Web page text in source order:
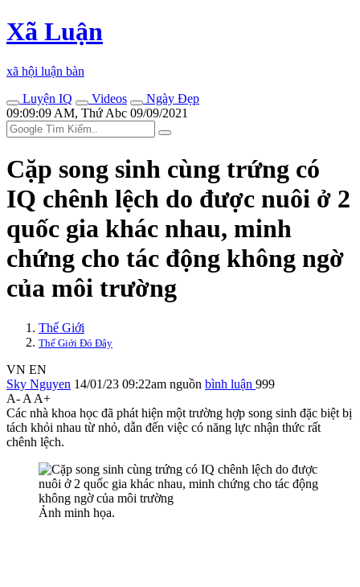
Xã Luận
xã hội luận bàn
Luyện IQ
Videos
Ngày Đẹp
09:09:09 AM, Thứ Abc 09/09/2021
Cặp song sinh cùng trứng có
IQ chênh lệch do được nuôi ở 2
quốc gia khác nhau, minh
chứng cho tác động không ngờ
của môi trường
Thế Giới
Thế Giới Đó Đây
VN EN
Sky Nguyen 14/01/23 09:22am nguồn bình luận 999
A- A A+
Các nhà khoa học đã phát hiện một trường hợp song sinh đặc biệt bị
tách khỏi nhau từ nhỏ, dẫn đến việc có năng lực nhận thức rất
chênh lệch.
Ảnh minh họa.